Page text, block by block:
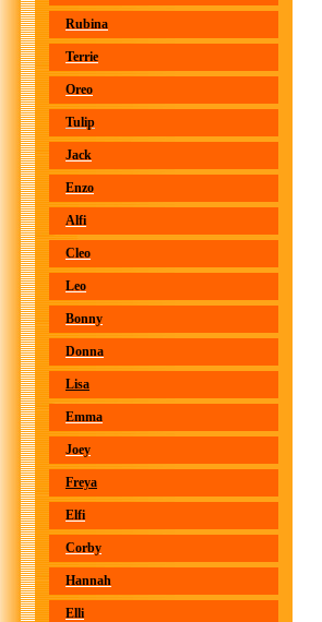
Rubina
Terrie
Oreo
Tulip
Jack
Enzo
Alfi
Cleo
Leo
Bonny
Donna
Lisa
Emma
Joey
Freya
Elfi
Corby
Hannah
Elli